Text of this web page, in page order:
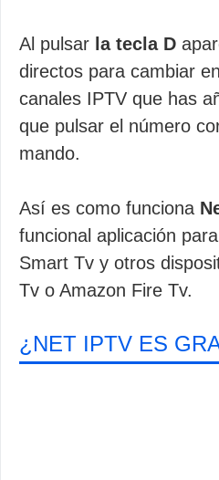
Al pulsar la tecla D
directos para cambiar
canales IPTV que has
que pulsar el número
mando.
Así es como funciona
funcional aplicación
Smart Tv y otros
Tv o Amazon Fire Tv.
¿NET IPTV ES